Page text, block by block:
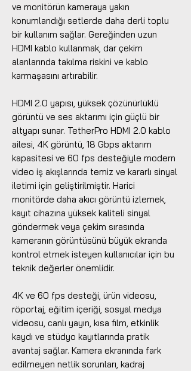
ve monitörün kameraya yakın
konumlandığı setlerde daha derli toplu
bir kullanım sağlar. Gereğinden uzun
HDMI kablo kullanmak, dar çekim
alanlarında takılma riskini ve kablo
karmaşasını artırabilir.
HDMI 2.0 yapısı, yüksek çözünürlüklü
görüntü ve ses aktarımı için güçlü bir
altyapı sunar. TetherPro HDMI 2.0 kablo
ailesi, 4K görüntü, 18 Gbps aktarım
kapasitesi ve 60 fps desteğiyle modern
video iş akışlarında temiz ve kararlı sinyal
iletimi için geliştirilmiştir. Harici
monitörde daha akıcı görüntü izlemek,
kayıt cihazına yüksek kaliteli sinyal
göndermek veya çekim sırasında
kameranın görüntüsünü büyük ekranda
kontrol etmek isteyen kullanıcılar için bu
teknik değerler önemlidir.
4K ve 60 fps desteği, ürün videosu,
röportaj, eğitim içeriği, sosyal medya
videosu, canlı yayın, kısa film, etkinlik
kaydı ve stüdyo kayıtlarında pratik
avantaj sağlar. Kamera ekranında fark
edilmeyen netlik sorunları, kadraj